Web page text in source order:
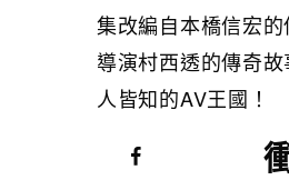
集改編自本橋信宏
導演村西透的傳奇
人皆知的AV王國！